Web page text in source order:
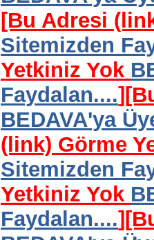
[Bu Adresi
Sitemizden
Yetkiniz Yok
Faydalan....]
BEDAVA'ya
(link) Görme
Sitemizden
Yetkiniz Yok
Faydalan....]